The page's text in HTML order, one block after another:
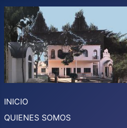
INICIO
QUIENES SOMOS